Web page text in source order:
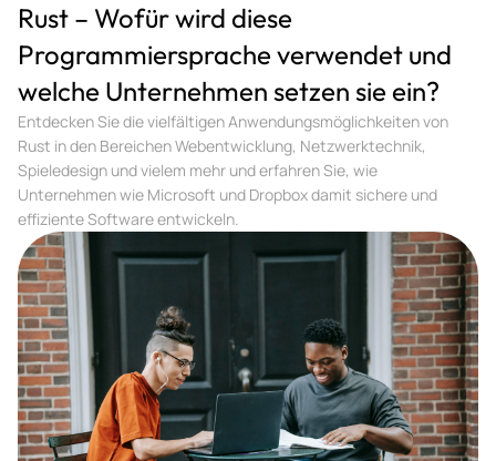
Rust – Wofür wird diese
Programmiersprache verwendet und
welche Unternehmen setzen sie ein?
Entdecken Sie die vielfältigen Anwendungsmöglichkeiten von
Rust in den Bereichen Webentwicklung, Netzwerktechnik,
Spieledesign und vielem mehr und erfahren Sie, wie
Unternehmen wie Microsoft und Dropbox damit sichere und
effiziente Software entwickeln.